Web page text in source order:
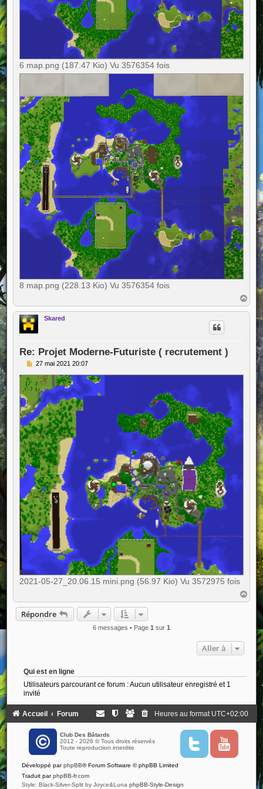
6 map.png (187.47 Kio) Vu 3576354 fois
8 map.png (228.13 Kio) Vu 3576354 fois
a
u
Skared
Re: Projet Moderne-Futuriste ( recrutement )
M
s
a
g
e
27 mai 2021 20:07
2021-05-27_20.06.15 mini.png (56.97 Kio) Vu 3572975 fois
a
Répondre
6 messages • Page 1 sur 1
Aller à
Qui est en ligne
Utilisateurs parcourant ce forum : Aucun utilisateur enregistré et 1
invité
Accueil Forum Heures au format UTC+02:00
Club Des Bâtards
2012 - 2026 © Tous droits réservés
Toute reproduction interdite
T
i
Y
u
Développé parphpBB® Forum Software © phpBB Limited
Traduit parphpBB-fr.com
Style: Black-Silver-Split by Joyce&Luna phpBB-Style-Design